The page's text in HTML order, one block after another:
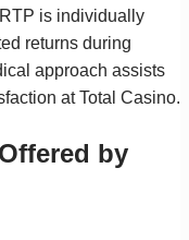
is individually
returns during
approach assists
at Total Casino.
by